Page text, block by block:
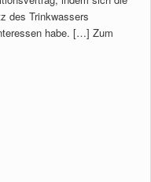
des Trinkwassers
habe. […] Zum